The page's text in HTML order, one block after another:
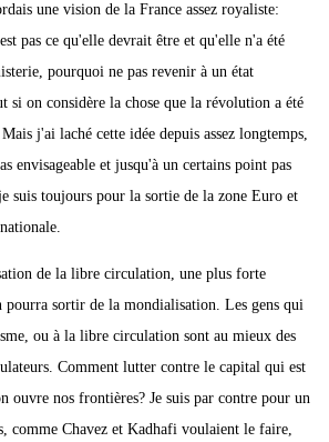
une vision de la France assez royaliste:
pas ce qu'elle devrait être et qu'elle n'a été
pourquoi ne pas revenir à un état
si on considère la chose que la révolution a été
j'ai laché cette idée depuis assez longtemps,
envisageable et jusqu'à un certains point pas
suis toujours pour la sortie de la zone Euro et
de la libre circulation, une plus forte
pourra sortir de la mondialisation. Les gens qui
ou à la libre circulation sont au mieux des
Comment lutter contre le capital qui est
ouvre nos frontières? Je suis par contre pour un
comme Chavez et Kadhafi voulaient le faire,